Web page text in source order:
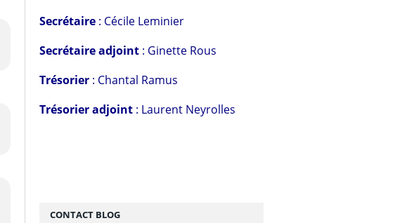
Secrétaire : Cécile Leminier
Secrétaire adjoint : Ginette Rous
Trésorier : Chantal Ramus
Trésorier adjoint : Laurent Neyrolles
CONTACT BLOG